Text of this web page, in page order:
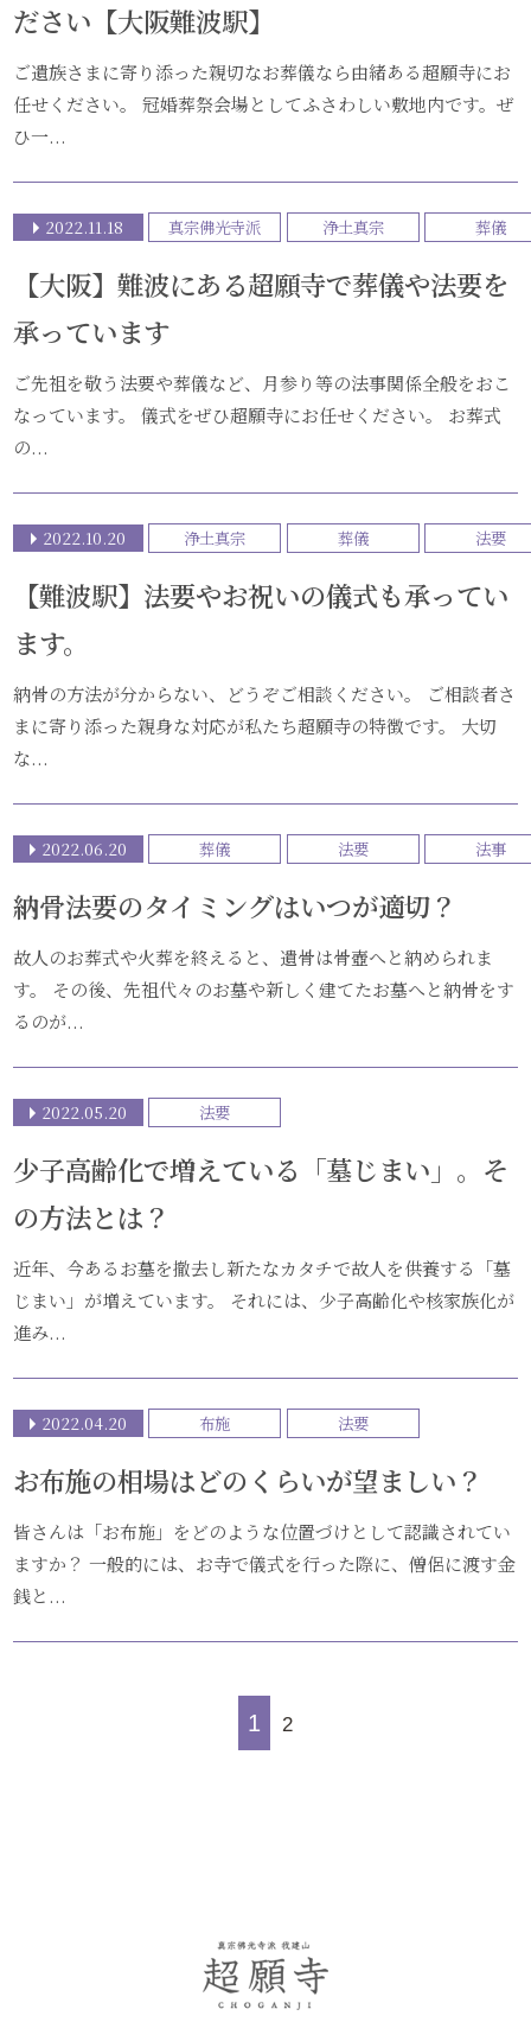
ださい【大阪難波駅】
ご遺族さまに寄り添った親切なお葬儀なら由緒ある超願寺にお
任せください。 冠婚葬祭会場としてふさわしい敷地内です。ぜ
ひ一...
2022.11.18 真宗佛光寺派 浄土真宗 葬儀
【大阪】難波にある超願寺で葬儀や法要を
承っています
ご先祖を敬う法要や葬儀など、月参り等の法事関係全般をおこ
なっています。 儀式をぜひ超願寺にお任せください。 お葬式
の...
2022.10.20 浄土真宗 葬儀 法要
【難波駅】法要やお祝いの儀式も承ってい
ます。
納骨の方法が分からない、どうぞご相談ください。 ご相談者さ
まに寄り添った親身な対応が私たち超願寺の特徴です。 大切
な...
2022.06.20 葬儀 法要 法事
納骨法要のタイミングはいつが適切？
故人のお葬式や火葬を終えると、遺骨は骨壺へと納められま
す。 その後、先祖代々のお墓や新しく建てたお墓へと納骨をす
るのが...
2022.05.20 法要
少子高齢化で増えている「墓じまい」。そ
の方法とは？
近年、今あるお墓を撤去し新たなカタチで故人を供養する「墓
じまい」が増えています。 それには、少子高齢化や核家族化が
進み...
2022.04.20 布施 法要
お布施の相場はどのくらいが望ましい？
皆さんは「お布施」をどのような位置づけとして認識されてい
ますか？ 一般的には、お寺で儀式を行った際に、僧侶に渡す金
銭と...
1 2